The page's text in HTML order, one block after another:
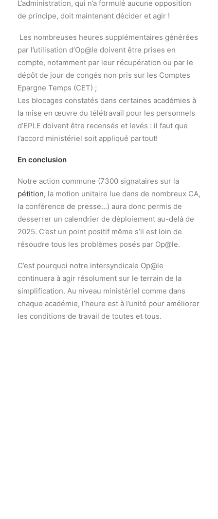
L’administration, qui n’a formulé aucune opposition
de principe, doit maintenant décider et agir !
Les nombreuses heures supplémentaires générées
par l’utilisation d’Op@le doivent être prises en
compte, notamment par leur récupération ou par le
dépôt de jour de congés non pris sur les Comptes
Epargne Temps (CET) ;
Les blocages constatés dans certaines académies à
la mise en œuvre du télétravail pour les personnels
d’EPLE doivent être recensés et levés : il faut que
l’accord ministériel soit appliqué partout!
En conclusion
Notre action commune (7300 signataires sur la
pétition, la motion unitaire lue dans de nombreux CA,
la conférence de presse…) aura donc permis de
desserrer un calendrier de déploiement au-delà de
2025. C’est un point positif même s’il est loin de
résoudre tous les problèmes posés par Op@le.
C’est pourquoi notre intersyndicale Op@le
continuera à agir résolument sur le terrain de la
simplification. Au niveau ministériel comme dans
chaque académie, l’heure est à l’unité pour améliorer
les conditions de travail de toutes et tous.